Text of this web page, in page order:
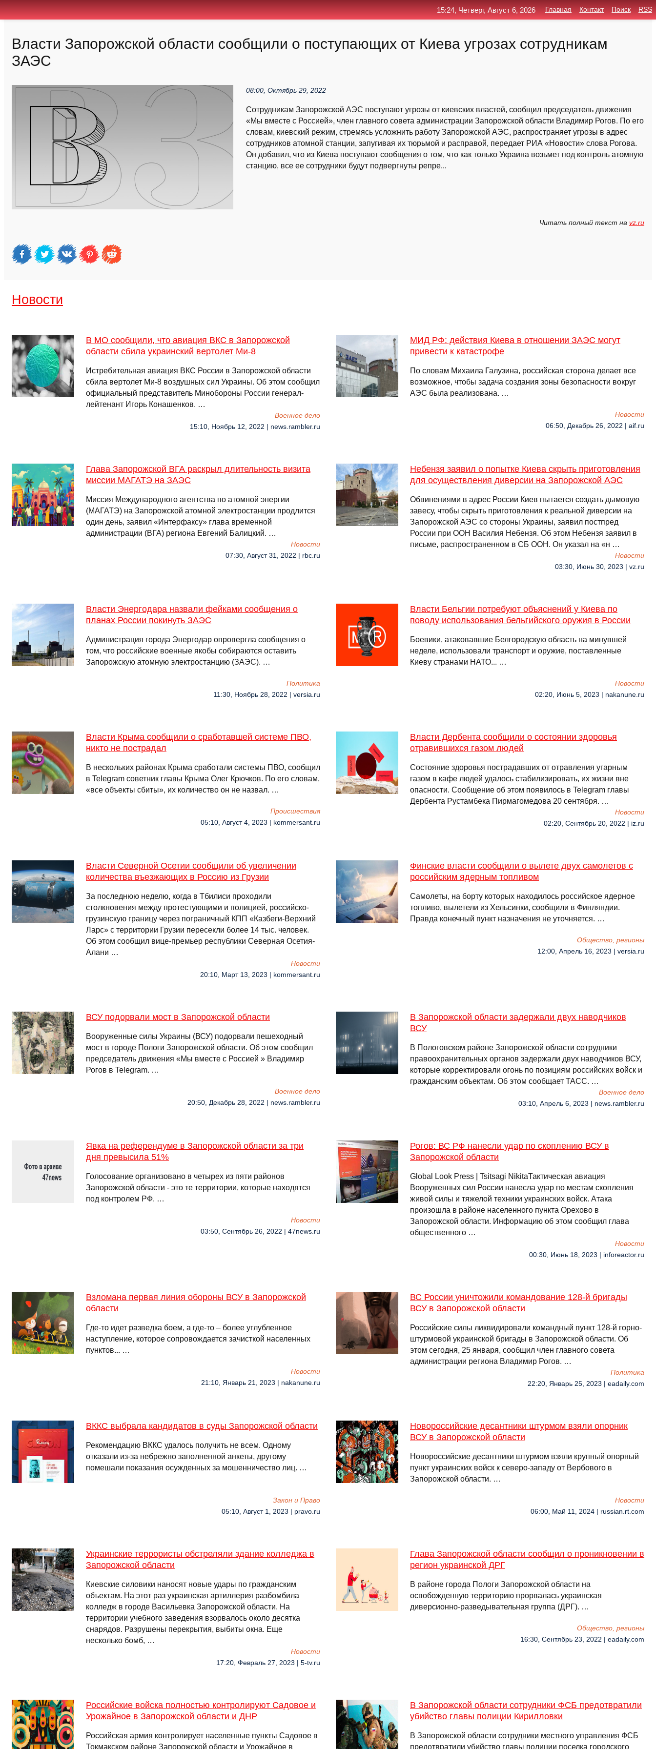
Власти Запорожской области сообщили о поступающих от Киева угрозах сотрудникам
ЗАЭС
08:00, Октябрь 29, 2022
Сотрудникам Запорожской АЭС поступают угрозы от киевских властей, сообщил председатель движения
«Мы вместе с Россией», член главного совета администрации Запорожской области Владимир Рогов. По его
словам, киевский режим, стремясь усложнить работу Запорожской АЭС, распространяет угрозы в адрес
сотрудников атомной станции, запугивая их тюрьмой и расправой, передает РИА «Новости» слова Рогова.
Он добавил, что из Киева поступают сообщения о том, что как только Украина возьмет под контроль атомную
станцию, все ее сотрудники будут подвергнуты репре...
Читать полный текст на vz.ru
Новости
В МО сообщили, что авиация ВКС в Запорожской
области сбила украинский вертолет Ми-8
Истребительная авиация ВКС России в Запорожской области
сбила вертолет Ми-8 воздушных сил Украины. Об этом сообщил
официальный представитель Минобороны России генерал-
лейтенант Игорь Конашенков. …
Военное дело
15:10, Ноябрь 12, 2022 | news.rambler.ru
МИД РФ: действия Киева в отношении ЗАЭС могут
привести к катастрофе
По словам Михаила Галузина, российская сторона делает все
возможное, чтобы задача создания зоны безопасности вокруг
АЭС была реализована. …
Новости
06:50, Декабрь 26, 2022 | aif.ru
Глава Запорожской ВГА раскрыл длительность визита
миссии МАГАТЭ на ЗАЭС
Миссия Международного агентства по атомной энергии
(МАГАТЭ) на Запорожской атомной электростанции продлится
один день, заявил «Интерфаксу» глава временной
администрации (ВГА) региона Евгений Балицкий. …
Новости
07:30, Август 31, 2022 | rbc.ru
Небензя заявил о попытке Киева скрыть приготовления
для осуществления диверсии на Запорожской АЭС
Обвинениями в адрес России Киев пытается создать дымовую
завесу, чтобы скрыть приготовления к реальной диверсии на
Запорожской АЭС со стороны Украины, заявил постпред
России при ООН Василия Небензя. Об этом Небензя заявил в
письме, распространенном в СБ ООН. Он указал на «н …
Новости
03:30, Июнь 30, 2023 | vz.ru
Власти Энергодара назвали фейками сообщения о
планах России покинуть ЗАЭС
Администрация города Энергодар опровергла сообщения о
том, что российские военные якобы собираются оставить
Запорожскую атомную электростанцию (ЗАЭС). …
Политика
11:30, Ноябрь 28, 2022 | versia.ru
Власти Бельгии потребуют объяснений у Киева по
поводу использования бельгийского оружия в России
Боевики, атаковавшие Белгородскую область на минувшей
неделе, использовали транспорт и оружие, поставленные
Киеву странами НАТО... …
Новости
02:20, Июнь 5, 2023 | nakanune.ru
Власти Крыма сообщили о сработавшей системе ПВО,
никто не пострадал
В нескольких районах Крыма сработали системы ПВО, сообщил
в Telegram советник главы Крыма Олег Крючков. По его словам,
«все объекты сбиты», их количество он не назвал. …
Происшествия
05:10, Август 4, 2023 | kommersant.ru
Власти Дербента сообщили о состоянии здоровья
отравившихся газом людей
Состояние здоровья пострадавших от отравления угарным
газом в кафе людей удалось стабилизировать, их жизни вне
опасности. Сообщение об этом появилось в Telegram главы
Дербента Рустамбека Пирмагомедова 20 сентября. …
Новости
02:20, Сентябрь 20, 2022 | iz.ru
Власти Северной Осетии сообщили об увеличении
количества въезжающих в Россию из Грузии
За последнюю неделю, когда в Тбилиси проходили
столкновения между протестующими и полицией, российско-
грузинскую границу через пограничный КПП «Казбеги-Верхний
Ларс» с территории Грузии пересекли более 14 тыс. человек.
Об этом сообщил вице-премьер республики Северная Осетия-
Алани …
Новости
20:10, Март 13, 2023 | kommersant.ru
Финские власти сообщили о вылете двух самолетов с
российским ядерным топливом
Самолеты, на борту которых находилось российское ядерное
топливо, вылетели из Хельсинки, сообщили в Финляндии.
Правда конечный пункт назначения не уточняется. …
Общество, регионы
12:00, Апрель 16, 2023 | versia.ru
ВСУ подорвали мост в Запорожской области
Вооруженные силы Украины (ВСУ) подорвали пешеходный
мост в городе Пологи Запорожской области. Об этом сообщил
председатель движения «Мы вместе с Россией » Владимир
Рогов в Telegram. …
Военное дело
20:50, Декабрь 28, 2022 | news.rambler.ru
В Запорожской области задержали двух наводчиков
ВСУ
В Пологовском районе Запорожской области сотрудники
правоохранительных органов задержали двух наводчиков ВСУ,
которые корректировали огонь по позициям российских войск и
гражданским объектам. Об этом сообщает ТАСС. …
Военное дело
03:10, Апрель 6, 2023 | news.rambler.ru
Явка на референдуме в Запорожской области за три
дня превысила 51%
Голосование организовано в четырех из пяти районов
Запорожской области - это те территории, которые находятся
под контролем РФ. …
Новости
03:50, Сентябрь 26, 2022 | 47news.ru
Рогов: ВС РФ нанесли удар по скоплению ВСУ в
Запорожской области
Global Look Press | Tsitsagi NikitaТактическая авиация
Вооруженных сил России нанесла удар по местам скопления
живой силы и тяжелой техники украинских войск. Атака
произошла в районе населенного пункта Орехово в
Запорожской области. Информацию об этом сообщил глава
общественного …
Новости
00:30, Июнь 18, 2023 | inforeactor.ru
Взломана первая линия обороны ВСУ в Запорожской
области
Где-то идет разведка боем, а где-то – более углубленное
наступление, которое сопровождается зачисткой населенных
пунктов... …
Новости
21:10, Январь 21, 2023 | nakanune.ru
ВС России уничтожили командование 128-й бригады
ВСУ в Запорожской области
Российские силы ликвидировали командный пункт 128-й горно-
штурмовой украинской бригады в Запорожской области. Об
этом сегодня, 25 января, сообщил член главного совета
администрации региона Владимир Рогов. …
Политика
22:20, Январь 25, 2023 | eadaily.com
ВККС выбрала кандидатов в суды Запорожской области
Рекомендацию ВККС удалось получить не всем. Одному
отказали из-за небрежно заполненной анкеты, другому
помешали показания осужденных за мошенничество лиц. …
Закон и Право
05:10, Август 1, 2023 | pravo.ru
Новороссийские десантники штурмом взяли опорник
ВСУ в Запорожской области
Новороссийские десантники штурмом взяли крупный опорный
пункт украинских войск к северо-западу от Вербового в
Запорожской области. …
Новости
06:00, Май 11, 2024 | russian.rt.com
Украинские террористы обстреляли здание колледжа в
Запорожской области
Киевские силовики наносят новые удары по гражданским
объектам. На этот раз украинская артиллерия разбомбила
колледж в городе Васильевка Запорожской области. На
территории учебного заведения взорвалось около десятка
снарядов. Разрушены перекрытия, выбиты окна. Еще
несколько бомб, …
Новости
17:20, Февраль 27, 2023 | 5-tv.ru
Глава Запорожской области сообщил о проникновении в
регион украинской ДРГ
В районе города Пологи Запорожской области на
освобожденную территорию прорвалась украинская
диверсионно-разведывательная группа (ДРГ). …
Общество, регионы
16:30, Сентябрь 23, 2022 | eadaily.com
Российские войска полностью контролируют Садовое и
Урожайное в Запорожской области и ДНР
Российская армия контролирует населенные пункты Садовое в
Токмакском районе Запорожской области и Урожайное в
В Запорожской области сотрудники ФСБ предотвратили
убийство главы полиции Кирилловки
В Запорожской области сотрудники местного управления ФСБ
предотвратили убийство главы полиции поселка городского
15:24, Четверг, Август 6, 2026 Главная Контакт Поиск RSS